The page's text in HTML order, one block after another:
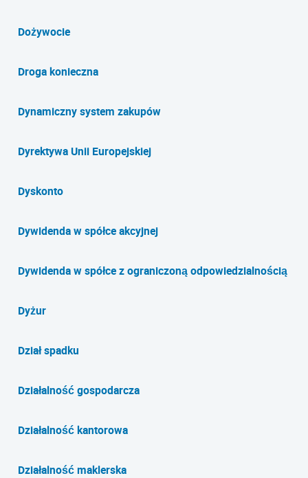
Dożywocie
Droga konieczna
Dynamiczny system zakupów
Dyrektywa Unii Europejskiej
Dyskonto
Dywidenda w spółce akcyjnej
Dywidenda w spółce z ograniczoną odpowiedzialnością
Dyżur
Dział spadku
Działalność gospodarcza
Działalność kantorowa
Działalność maklerska